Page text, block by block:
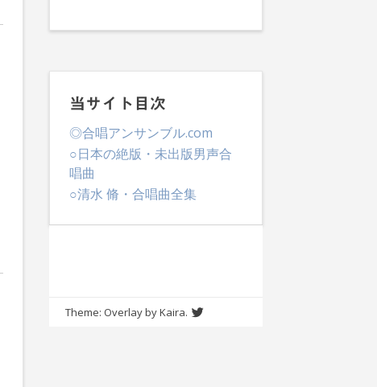
当サイト目次
◎合唱アンサンブル.com
○日本の絶版・未出版男声合
唱曲
○清水 脩・合唱曲全集
Theme: Overlay byKaira.